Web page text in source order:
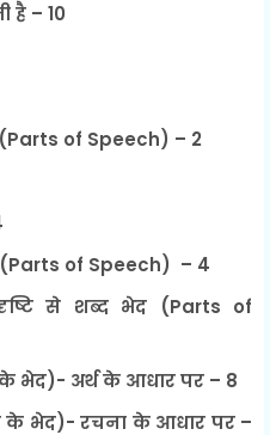
है – 10
of Speech) – 2
(Parts of Speech) – 4
से शब्द भेद (Parts of
भेद)- अर्थ के आधार पर – 8
के भेद)- रचना के आधार पर –